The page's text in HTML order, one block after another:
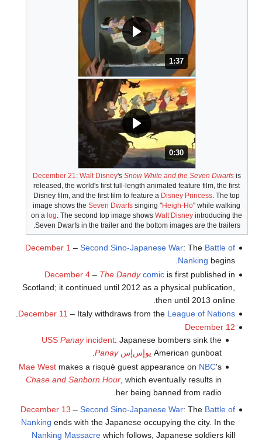
المدة: دقائق و 37 ثواني.
1:37
المدة: 30 ثانية.
0:30
December 21: Walt Disney's Snow White and the Seven Dwarfsis
released, the world's first full-length animated feature film, the first
Disney film, and the first film to feature a Disney Princess. The top
image shows theSeven Dwarfs singing "Heigh-Ho" while walking
on a log. The second top image showsWalt Disney introducing the
Seven Dwarfs in the trailer and the bottom images are the trailers.
December 1 – Second Sino-Japanese War: The Battle of
Nanking begins.
December 4– The Dandy comicis first published in
Scotland; it continued until 2012 as a physical publication,
then until 2013 online.
December 11 – Italy withdraws from the League of Nations
December 12
USSPanayincident: Japanese bombers sink the
American gunboat يوإس‌إسPanay
.
Mae West makes a risqué guest appearance on NBC's
Chase and Sanborn Hour , which eventually results in
her being banned from radio.
December 13 – Second Sino-Japanese War: The Battle of
Nanking ends with the Japanese occupying the city. In the
Nanking Massacrewhich follows, Japanese soldiers kill